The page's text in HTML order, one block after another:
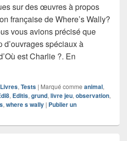
sur des œuvres à propos
française de Where’s Wally?
vous avions précisé que
spéciaux à
est Charlie ?. En
livre jeu Où est Charlie ?
Livres, Tests | Marqué comme animal,
, Editis, grund, livre jeu, observation,
, where s wally | Publier un